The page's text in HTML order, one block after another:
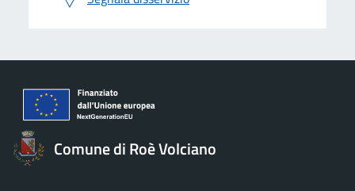
Comune di Roè Volciano